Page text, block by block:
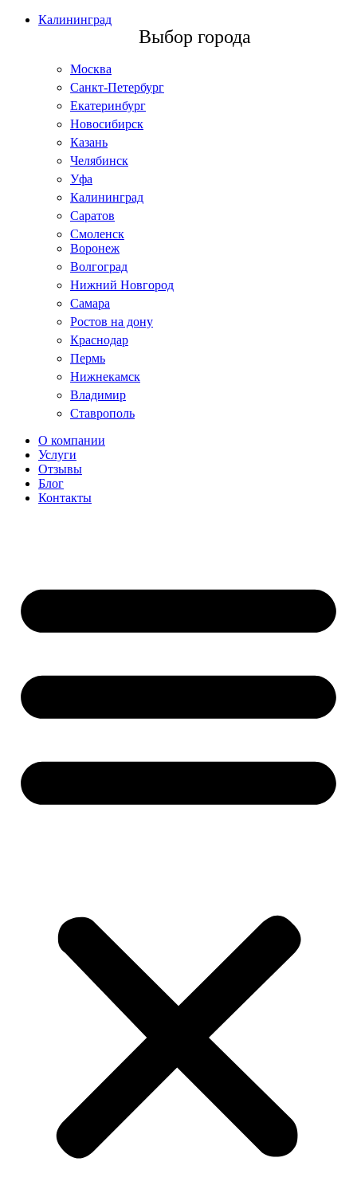
Калининград
Выбор города
Москва
Санкт-Петербург
Екатеринбург
Новосибирск
Казань
Челябинск
Уфа
Калининград
Саратов
Смоленск
Воронеж
Волгоград
Нижний Новгород
Самара
Ростов на дону
Краснодар
Пермь
Нижнекамск
Владимир
Ставрополь
О компании
Услуги
Отзывы
Блог
Контакты